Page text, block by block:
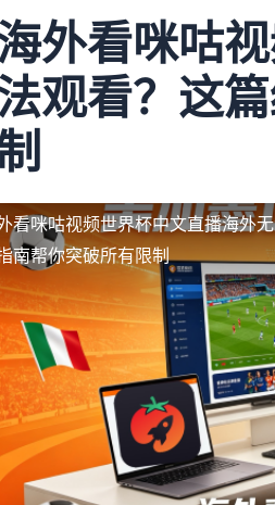
外看咪咕
观看？这
看咪咕视频世界杯中文直播海外
南帮你突破所有限制